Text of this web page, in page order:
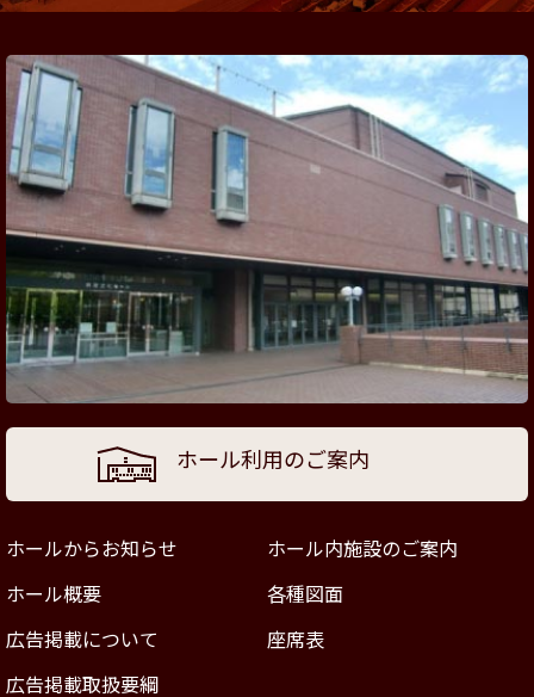
ホール利用のご案内
ホールからお知らせ
ホール内施設のご案内
ホール概要
各種図面
広告掲載について
座席表
広告掲載取扱要綱